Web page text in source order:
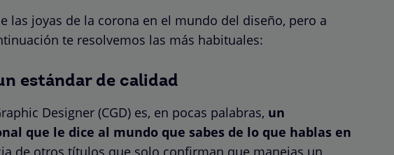
las joyas de la corona en el mundo del diseño, pero a
te resolvemos las más habituales:
estándar de calidad
Designer (CGD) es, en pocas palabras, un
que le dice al mundo que sabes de lo que hablas en
de otros títulos que solo confirman que manejas un